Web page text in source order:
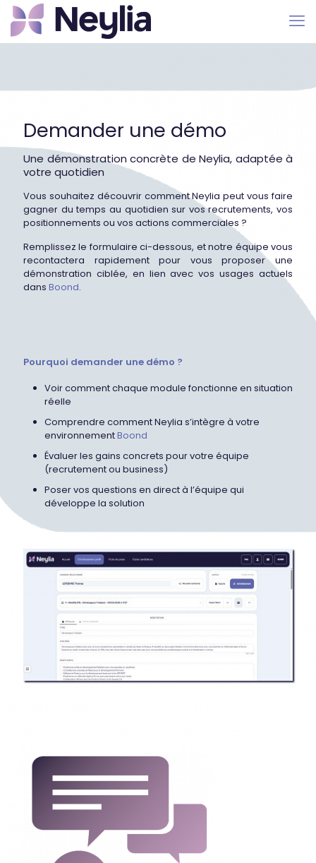
Demander une démo
Une démonstration concrète de Neylia, adaptée à
votre quotidien
Vous souhaitez découvrir comment Neylia peut vous faire
gagner du temps au quotidien sur vos recrutements, vos
positionnements ou vos actions commerciales ?
Remplissez le formulaire ci-dessous, et notre équipe vous
recontactera rapidement pour vous proposer une
démonstration ciblée, en lien avec vos usages actuels
dans Boond.
Pourquoi demander une démo ?
Voir comment chaque module fonctionne en situation
réelle
Comprendre comment Neylia s’intègre à votre
environnementBoond
Évaluer les gains concrets pour votre équipe
(recrutement ou business)
Poser vos questions en direct à l’équipe qui
développe la solution